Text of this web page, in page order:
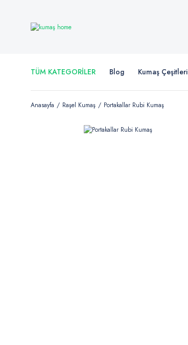
TÜM KATEGORİLER Blog Kumaş Çeşitleri
Anasayfa Raşel Kumaş Portakallar Rubi Kumaş